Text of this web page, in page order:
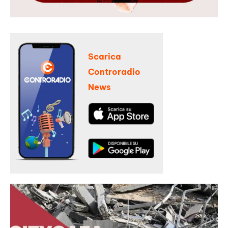
Scarica
Controradio
News